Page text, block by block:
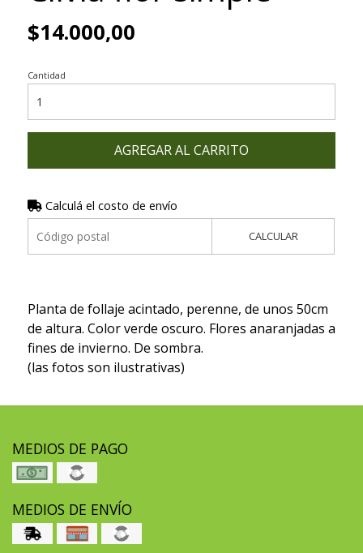
$14.000,00
Cantidad
AGREGAR AL CARRITO
Calculá el costo de envío
CALCULAR
Planta de follaje acintado, perenne, de unos 50cm
de altura. Color verde oscuro. Flores anaranjadas a
fines de invierno. De sombra.
(las fotos son ilustrativas)
MEDIOS DE PAGO
MEDIOS DE ENVÍO